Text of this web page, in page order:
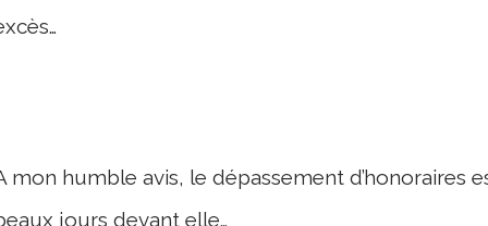
mon humble avis, le dépassement d’honoraires
jours devant elle…